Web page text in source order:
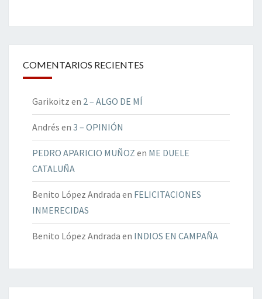
COMENTARIOS RECIENTES
Garikoitz en 2 – ALGO DE MÍ
Andrés en 3 – OPINIÓN
PEDRO APARICIO MUÑOZ en ME DUELE
CATALUÑA
Benito López Andrada en FELICITACIONES
INMERECIDAS
Benito López Andrada en INDIOS EN CAMPAÑA